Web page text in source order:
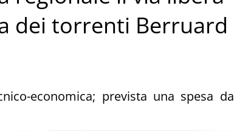
dei torrenti Berruard
economica; prevista una spesa da